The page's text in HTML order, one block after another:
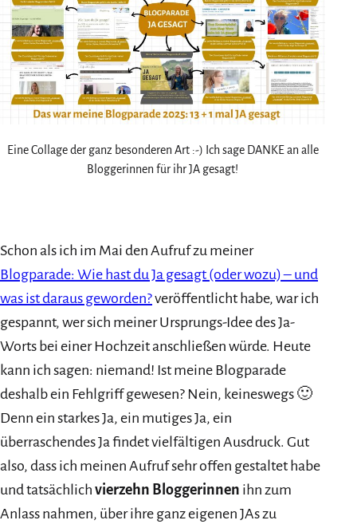
Eine Collage der ganz besonderen Art :-) Ich sage DANKE an alle
Bloggerinnen für ihr JA gesagt!
Schon als ich im Mai den Aufruf zu meiner
Blogparade: Wie hast du Ja gesagt (oder wozu) – und
was ist daraus geworden?veröffentlicht habe, war ich
gespannt, wer sich meiner Ursprungs-Idee des Ja-
Worts bei einer Hochzeit anschließen würde. Heute
kann ich sagen: niemand! Ist meine Blogparade
deshalb ein Fehlgriff gewesen? Nein, keineswegs 🙂
Denn ein starkes Ja, ein mutiges Ja, ein
überraschendes Ja findet vielfältigen Ausdruck. Gut
also, dass ich meinen Aufruf sehr offen gestaltet habe
und tatsächlich vierzehn Bloggerinnen ihn zum
Anlass nahmen, über ihre ganz eigenen JAs zu